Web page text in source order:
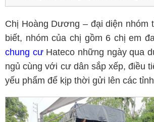
Chị Hoàng Dương – đại diện nhóm
biết, nhóm của chị gồm 6 chị em
chung cưHateco những ngày qua
ngủ cùng với cư dân sắp xếp, điều
yếu phẩm để kịp thời gửi lên các